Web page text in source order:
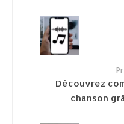
Découvrez
chanson